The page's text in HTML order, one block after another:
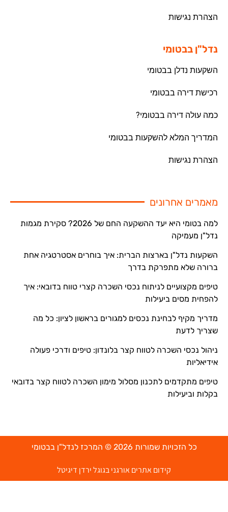
הצהרת נגישות
נדל"ן בבטומי
השקעות נדלן בבטומי
רכישת דירה בבטומי
כמה עולה דירה בבטומי?
המדריך המלא להשקעות בבטומי
הצהרת נגישות
מאמרים אחרונים
למה בטומי היא יעד ההשקעה החם של 2026? סקירת מגמות
נדל"ן מעמיקה
השקעות נדל"ן בארצות הברית: איך בוחרים אסטרטגיה אחת
ברורה שלא מתפרקת בדרך
טיפים מקצועיים לניתוח נכסי השכרה קצרי טווח בדובאי: איך
להפחית מסים ביעילות
מדריך מקיף לבחינת נכסים למגורים בראשון לציון: כל מה
שצריך לדעת
ניהול נכסי השכרה לטווח קצר בלונדון: טיפים ודרכי פעולה
אידיאליות
טיפים מתקדמים לתכנון מסלול מימון השכרה לטווח קצר בדובאי
בקלות וביעילות
כל הזכויות שמורות 2026 © המרכז לנדל"ן בבטומי
קידום אתרים אורגני בגוגל ירדן דיגיטל